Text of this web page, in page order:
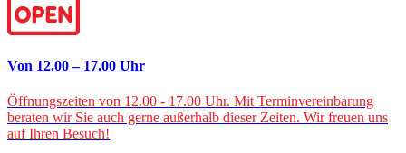
Von 12.00 – 17.00 Uhr
Öffnungszeiten von 12.00 - 17.00 Uhr. Mit Terminvereinbarung
beraten wir Sie auch gerne außerhalb dieser Zeiten. Wir freuen uns
auf Ihren Besuch!